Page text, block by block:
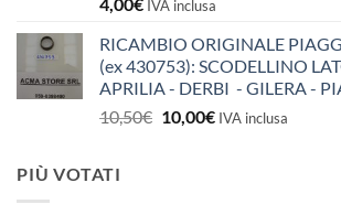
IVA inclusa
RICAMBIO ORIGINALE
(ex 430753): SCODELLINO
APRILIA - DERBI - GILERA -
10,50€ Il
10,00€IlIVA inclusa
PIÙ VOTATI